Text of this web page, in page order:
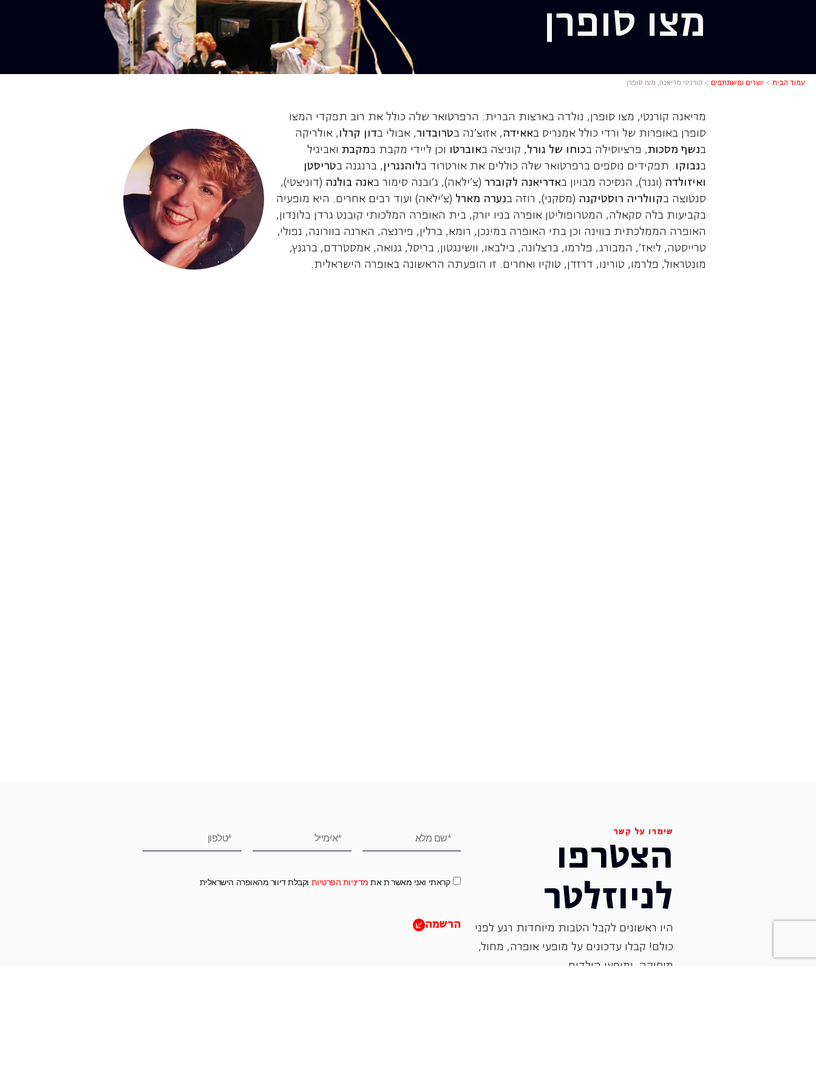
קורנטי מריאנה, מצו סופרן
מצו סופרן
עמוד הבית > יוצרים ומשתתפים >קורנטי מריאנה, מצו סופרן
מריאנה קורנטי, מצו סופרן, נולדה בארצות הברית. הרפרטואר שלה כולל את רוב תפקדי המצו
סופרן באופרות של ורדי כולל אמנריס באאידה, אזוצ'נה בטרובדור, אבולי בדון קרלו , אולריקה
בנשף מסכות, פרציוסילה בכוחו של גורל, קוניצה באוברטו וכן ליידי מקבת במקבת ואביגיל
בנבוקו . תפקידים נוספים ברפרטואר שלה כוללים את אורטרוד בלוהנגרין , ברנגנה בטריסטן
ואיזולדה (וגנר), הנסיכה מבויון באדריאנה לקוברר (צ'ילאה), ג'ובנה סימור באנה בולנה (דוניצטי),
סנטוצה בקוולריה רוסטיקנה (מסקני), רוזה בנערה מארל (צ'ילאה) ועוד רבים אחרים. היא מופעיה
בקביעות בלה סקאלה, המטרופוליטן אופרה בניו יורק, בית האופרה המלכותי קובנט גרדן בלונדון,
האופרה הממלכתית בווינה וכן בתי האופרה במינכן, רומא, ברלין, פירנצה, הארנה בוורונה, נפולי,
טרייסטה, ליאז', המבורג, פלרמו, ברצלונה, בילבאו, וושינגטון, בריסל, גנואה, אמסטרדם, ברגנץ,
מונטראול, פלרמו, טורינו, דרזדן, טוקיו ואחרים. זו הופעתה הראשונה באופרה הישראלית.
שימרו על קשר
הצטרפו
לניוזלטר
היו ראשונים לקבל הטבות מיוחדות רגע לפני
כולם! קבלו עדכונים על מופעי אופרה, ‏מחול,
‏מוסיקה, ומופעי הילדים.
קראתי ואני מאשר.ת את מדיניות הפרטיות וקבלת דיוור מהאופרה הישראלית
הרשמה